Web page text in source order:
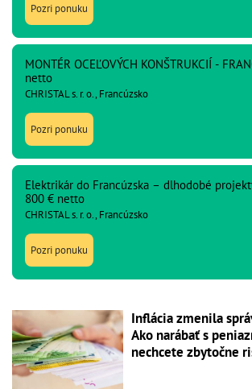
Pozri ponuku
MONTÉR OCEĽOVÝCH KONŠTRUKCIÍ -
netto
CHRISTAL s. r. o., Francúzsko
Pozri ponuku
Elektrikár do Francúzska – dlhodobé
800 € netto
CHRISTAL s. r. o., Francúzsko
Pozri ponuku
Inflácia zmenila
Ako narábať s
nechcete zbytočne